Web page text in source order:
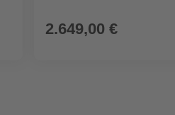
2.649,00 €